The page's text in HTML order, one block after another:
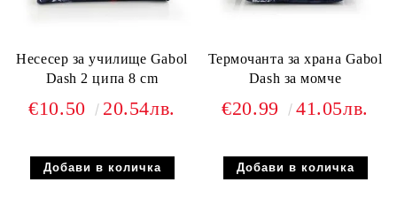
Несесер за училище Gabol
Dash 2 ципа 8 сm
€10.50 20.54лв.
Термочанта за храна Gabol
Dash за момче
€20.99 41.05лв.